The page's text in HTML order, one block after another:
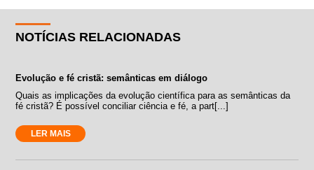
NOTÍCIAS RELACIONADAS
Evolução e fé cristã: semânticas em diálogo
Quais as implicações da evolução científica para as semânticas da
fé cristã? É possível conciliar ciência e fé, a part[...]
LER MAIS